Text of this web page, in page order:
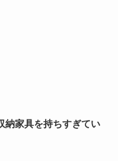
納家具を持ちすぎてい